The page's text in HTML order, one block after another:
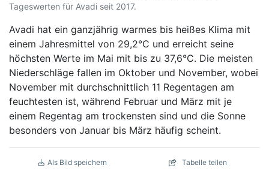
Tageswerten für Avadi seit 2017.
Avadi hat ein ganzjährig warmes bis heißes Klima mit
einem Jahresmittel von 29,2°C und erreicht seine
höchsten Werte im Mai mit bis zu 37,6°C. Die meisten
Niederschläge fallen im Oktober und November, wobei
November mit durchschnittlich 11 Regentagen am
feuchtesten ist, während Februar und März mit je
einem Regentag am trockensten sind und die Sonne
besonders von Januar bis März häufig scheint.
Als Bild speichern Tabelle teilen